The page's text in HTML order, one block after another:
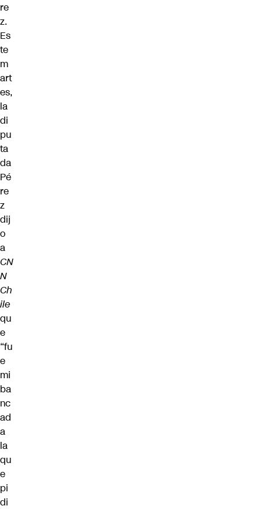
re
z.
Es
te
m
art
es,
la
di
pu
ta
da
Pé
re
z
dij
o
a
CN
N
Ch
ile
qu
e
“fu
e
mi
ba
nc
ad
a
la
qu
e
pi
di